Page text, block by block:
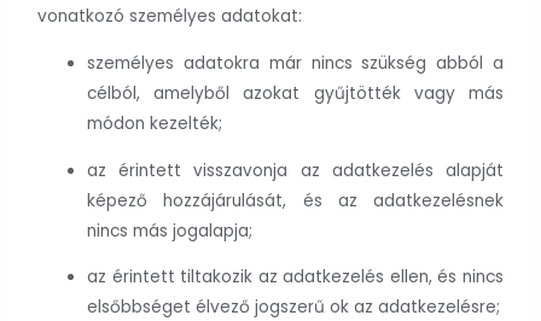
vonatkozó személyes adatokat:
személyes adatokra már nincs szükség abból a
célból, amelyből azokat gyűjtötték vagy más
módon kezelték;
az érintett visszavonja az adatkezelés alapját
képező hozzájárulását, és az adatkezelésnek
nincs más jogalapja;
az érintett tiltakozik az adatkezelés ellen, és nincs
elsőbbséget élvező jogszerű ok az adatkezelésre;